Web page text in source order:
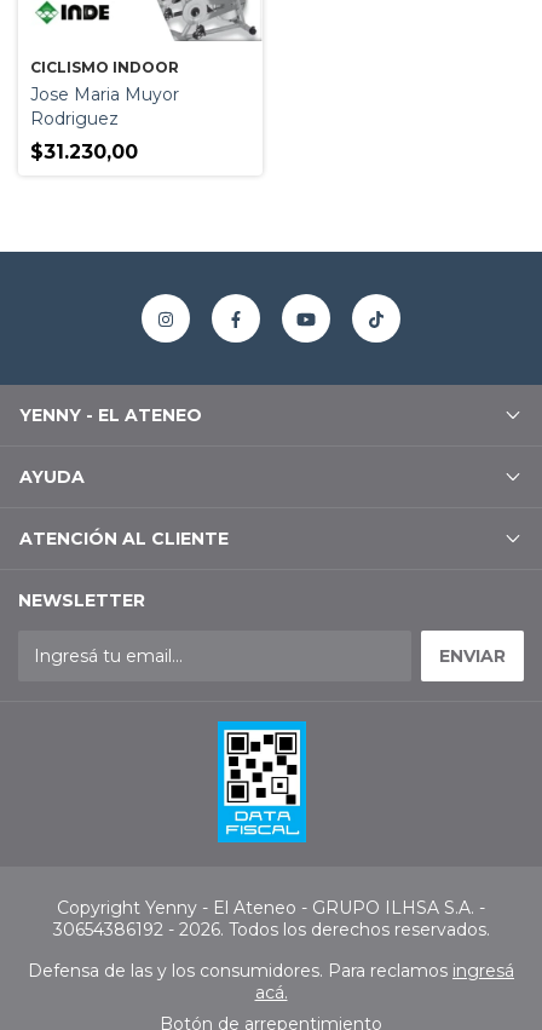
CICLISMO INDOOR
Jose Maria Muyor
Rodriguez
$31.230,00
YENNY - EL ATENEO
AYUDA
ATENCIÓN AL CLIENTE
NEWSLETTER
Copyright Yenny - El Ateneo - GRUPO ILHSA S.A. -
30654386192 - 2026. Todos los derechos reservados.
Defensa de las y los consumidores. Para reclamos ingresá
acá.
Botón de arrepentimiento